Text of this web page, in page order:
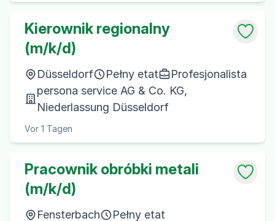
Kierownik regionalny
(m/k/d)
Düsseldorf Pełny etat
Profesjonalista
persona service AG & Co. KG,
Niederlassung Düsseldorf
Vor 1 Tagen
Pracownik obróbki metali
(m/k/d)
Fensterbach
Pełny etat